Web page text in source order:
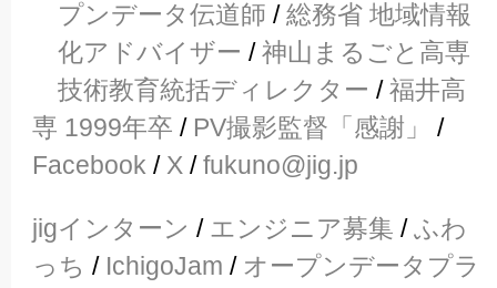
プンデータ伝道師 /総務省 地域情報
化アドバイザー /神山まるごと高専
技術教育統括ディレクター /福井高
専 1999年卒 / PV撮影監督「感謝」
/
Facebook / X /fukuno@jig.jp
jigインターン / エンジニア募集 /ふわ
っち / IchigoJam / オープンデータプラ